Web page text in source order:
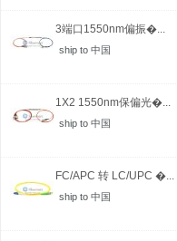
3端口1550nm偏振�...
ship to 中国
1X2 1550nm保偏光�...
ship to 中国
FC/APC 转 LC/UPC �...
ship to 中国